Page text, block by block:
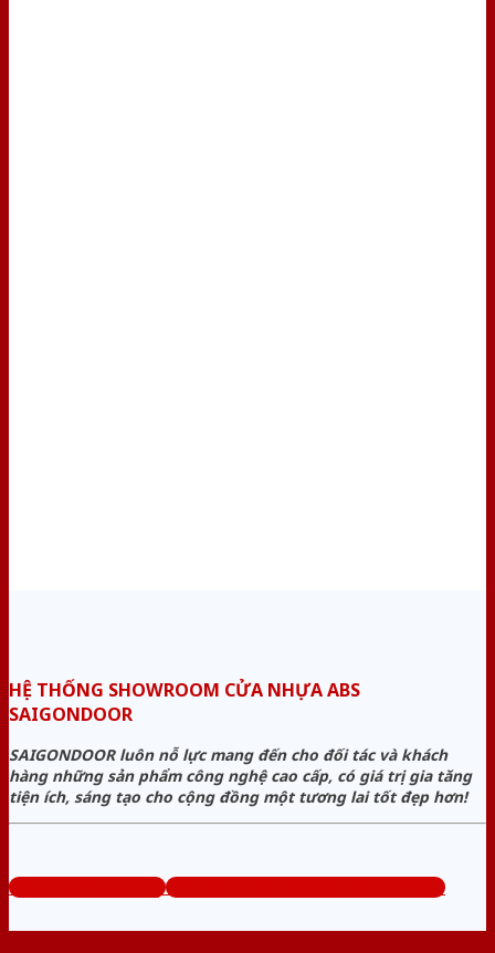
HỆ THỐNG SHOWROOM CỬA NHỰA ABS
SAIGONDOOR
SAIGONDOOR luôn nỗ lực mang đến cho đối tác và khách
hàng những sản phẩm công nghệ cao cấp, có giá trị gia tăng
tiện ích, sáng tạo cho cộng đồng một tương lai tốt đẹp hơn!
www.cuanhuaabs.org Tổng đài tư vấn miễn phí: 0824.400.400